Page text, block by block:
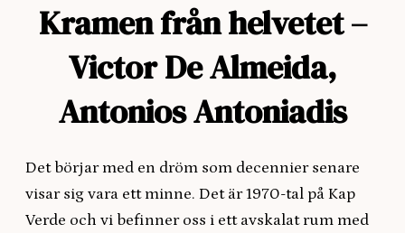
Kramen från helvetet –
Victor De Almeida,
Antonios Antoniadis
Det börjar med en dröm som decennier senare
visar sig vara ett minne. Det är 1970-tal på Kap
Verde och vi befinner oss i ett avskalat rum med